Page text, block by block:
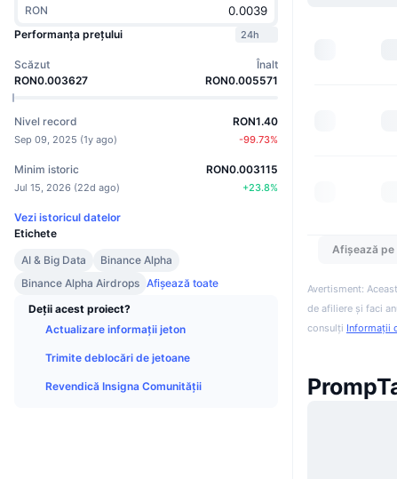
RON
Performanța prețului
24h
Scăzut
RON0.003627
Înalt
RON0.005571
Nivel record
Sep 09, 2025 (1y ago)
RON1.40
-99.73%
Minim istoric
Jul 15, 2026 (22d ago)
RON0.003115
+23.8%
Vezi istoricul datelor
Etichete
AI & Big Data
Binance Alpha
Binance Alpha Airdrops Afișează toate
Deții acest proiect?
Actualizare informații jeton
Trimite deblocări de jetoane
Revendică Insigna Comunității
Afișează
Avertisment:
de afiliere și faci
consulți Informații